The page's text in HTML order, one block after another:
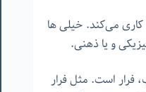
می‌کند. خیلی ها
و یا ذهنی.
فرار است. مثل فرار